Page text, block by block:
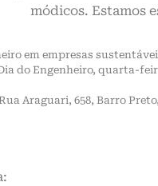
módicos. Estamos
em empresas
do Engenheiro, quarta-
Araguari, 658, Barro